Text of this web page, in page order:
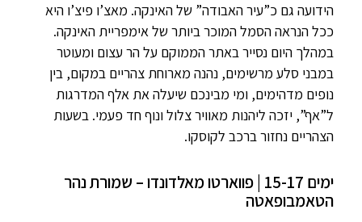
הידועה גם כ”עיר האבודה” של האינקה. מאצ’ו פיצ’ו היא
ככל הנראה הסמל המוכר ביותר של אימפריית האינקה.
במהלך היום נסייר באתר הממוקם על הר עצום ומעוטר
במבני סלע מרשימים, נהנה מארוחת צהריים במקום, בין
נופים מדהימים, ומי מבינכם שיעלה את אלף המדרגות
ל”אף”, יזכה ליהנות מאוויר צלול ונוף חד פעמי. בשעות
הצהריים נחזור ברכב לקוסקו.
ימים 15-17 | פווארטו מאלדונדו – שמורת נהר
הטאמבופאטה